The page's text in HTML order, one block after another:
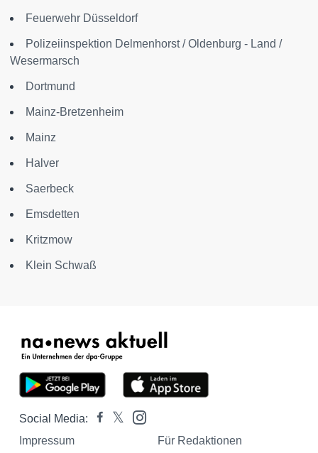
Feuerwehr Düsseldorf
Polizeiinspektion Delmenhorst / Oldenburg - Land /
Wesermarsch
Dortmund
Mainz-Bretzenheim
Mainz
Halver
Saerbeck
Emsdetten
Kritzmow
Klein Schwaß
Social Media:
Impressum
Für Redaktionen